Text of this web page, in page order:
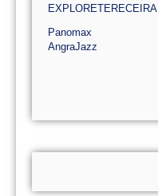
EXPLORETERECEIRA
Panomax
AngraJazz